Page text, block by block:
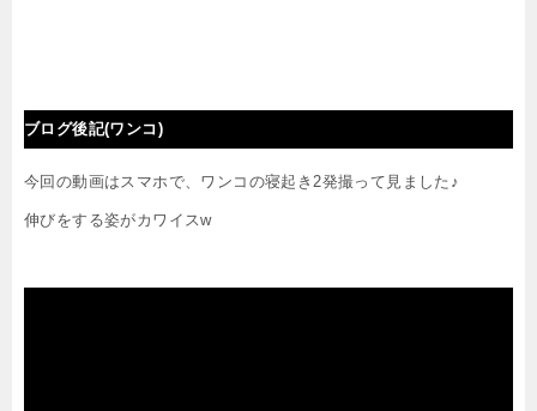
ブログ後記(ワンコ)
今回の動画はスマホで、ワンコの寝起き2発撮って見ました♪
伸びをする姿がカワイスw